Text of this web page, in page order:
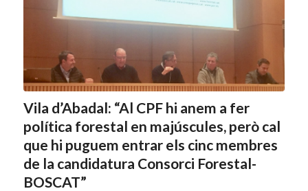
Vila d’Abadal: “Al CPF hi anem a fer
política forestal en majúscules, però cal
que hi puguem entrar els cinc membres
de la candidatura Consorci Forestal-
BOSCAT”